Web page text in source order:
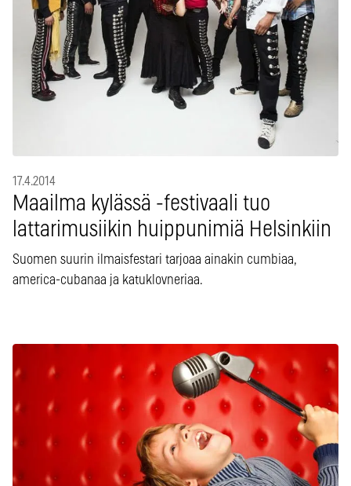
17.4.2014
Maailma kylässä -festivaali tuo
lattarimusiikin huippunimiä Helsinkiin
Suomen suurin ilmaisfestari tarjoaa ainakin cumbiaa,
america-cubanaa ja katuklovneriaa.